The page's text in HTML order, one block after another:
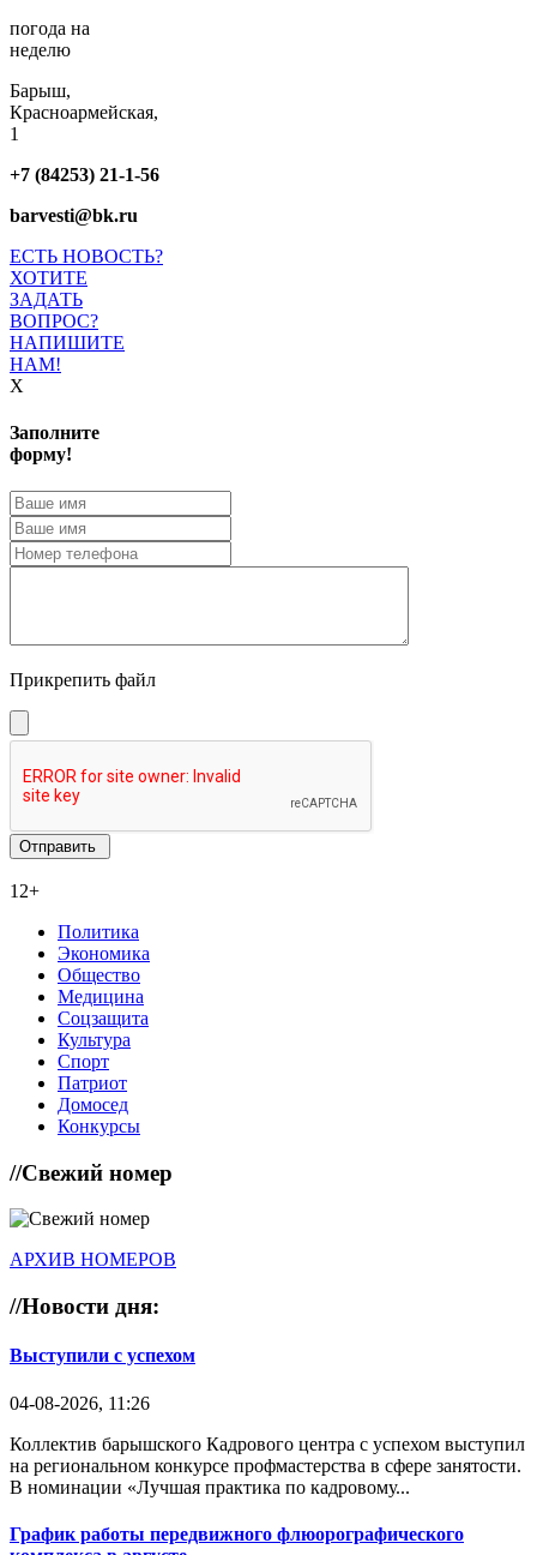
погода на
неделю
Барыш,
Красноармейская,
1
+7 (84253) 21-1-56
barvesti@bk.ru
ЕСТЬ НОВОСТЬ?
ХОТИТЕ
ЗАДАТЬ
ВОПРОС?
НАПИШИТЕ
НАМ!
X
Заполните
форму!
Прикрепить файл
12+
Политика
Экономика
Общество
Медицина
Соцзащита
Культура
Спорт
Патриот
Домосед
Конкурсы
//Свежий номер
АРХИВ НОМЕРОВ
//Новости дня:
Выступили с успехом
04-08-2026, 11:26
Коллектив барышского Кадрового центра с успехом выступил
на региональном конкурсе профмастерства в сфере занятости.
В номинации «Лучшая практика по кадровому...
График работы передвижного флюорографического